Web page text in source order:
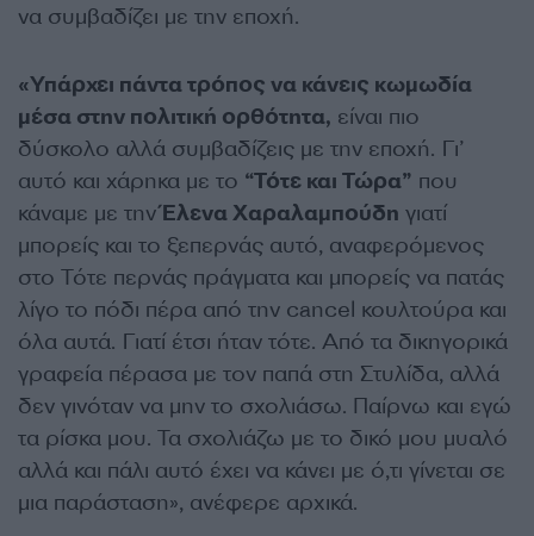
να συμβαδίζει με την εποχή.
«Υπάρχει πάντα τρόπος να κάνεις κωμωδία
μέσα στην πολιτική ορθότητα, είναι πιο
δύσκολο αλλά συμβαδίζεις με την εποχή. Γι’
αυτό και χάρηκα με το “Τότε και Τώρα” που
κάναμε με τηνΈλενα Χαραλαμπούδη γιατί
μπορείς και το ξεπερνάς αυτό, αναφερόμενος
στο Τότε περνάς πράγματα και μπορείς να πατάς
λίγο το πόδι πέρα από την cancel κουλτούρα και
όλα αυτά. Γιατί έτσι ήταν τότε. Από τα δικηγορικά
γραφεία πέρασα με τον παπά στη Στυλίδα, αλλά
δεν γινόταν να μην το σχολιάσω. Παίρνω και εγώ
τα ρίσκα μου. Τα σχολιάζω με το δικό μου μυαλό
αλλά και πάλι αυτό έχει να κάνει με ό,τι γίνεται σε
μια παράσταση», ανέφερε αρχικά.